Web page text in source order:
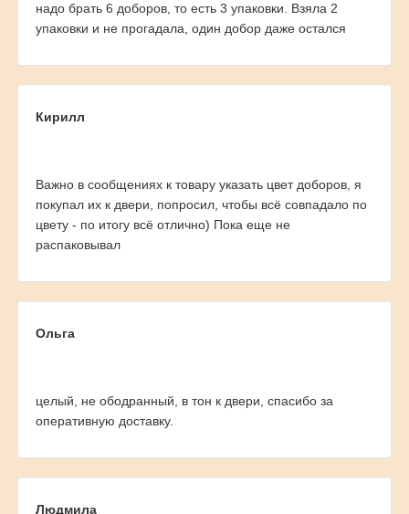
надо брать 6 доборов, то есть 3 упаковки. Взяла 2
упаковки и не прогадала, один добор даже остался
Кирилл
Важно в сообщениях к товару указать цвет доборов, я
покупал их к двери, попросил, чтобы всё совпадало по
цвету - по итогу всё отлично) Пока еще не
распаковывал
Ольга
целый, не ободранный, в тон к двери, спасибо за
оперативную доставку.
Людмила